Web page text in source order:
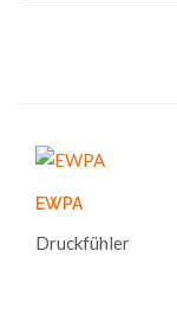
EWPA
Druckfühler